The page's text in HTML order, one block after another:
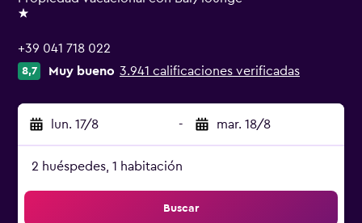
1 estrella
+39 041 718 022
8,7 Muy bueno 3.941 calificaciones verificadas
lun. 17/8 - mar. 18/8
2 huéspedes, 1 habitación
Buscar